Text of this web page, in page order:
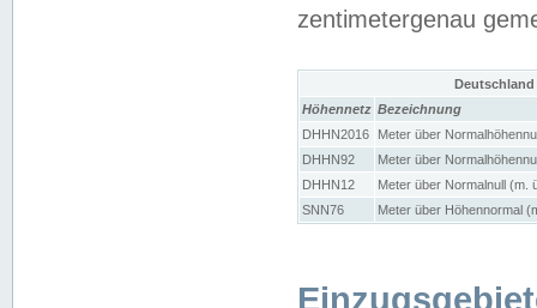
zentimetergenau
Höhennetz Bezeichnung
DHHN2016
Meter über
DHHN92
Meter über
DHHN12
Meter über Normalnull (m.
SNN76
Meter über Höhennormal